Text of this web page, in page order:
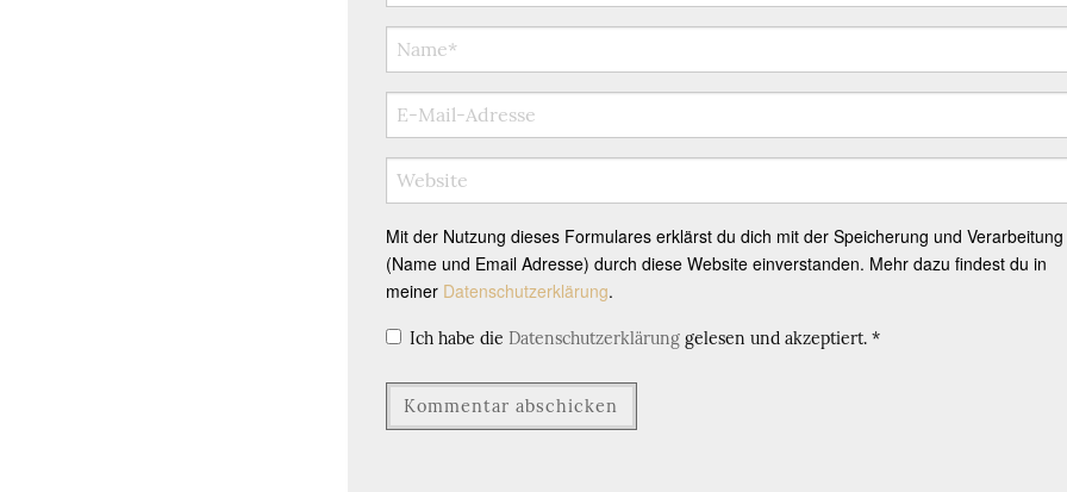
Mit der Nutzung dieses Formulares erklärst du dich mit der Speicherung und
(Name und Email Adresse) durch diese Website einverstanden. Mehr dazu findest du in
meiner Datenschutzerklärung.
Ich habe die Datenschutzerklärung gelesen und akzeptiert. *